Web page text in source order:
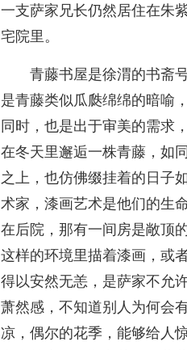
一支萨家兄长仍然居住在朱
宅院里。
青藤书屋是徐渭的书斋
是青藤类似瓜瓞绵绵的暗喻
同时，也是出于审美的需求
在冬天里邂逅一株青藤，如
之上，也仿佛缀挂着的日子
术家，漆画艺术是他们的生
在后院，那有一间房是敞顶
这样的环境里描着漆画，或
得以安然无恙，是萨家不允
萧然感，不知道别人为何会
凉，偶尔的花季，能够给人